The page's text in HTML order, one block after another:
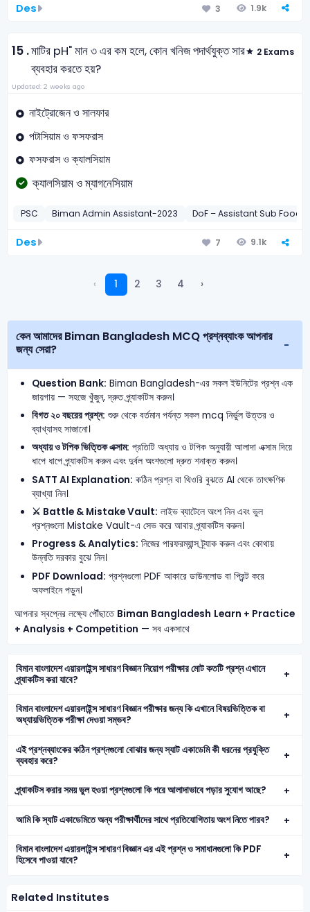
Des 3 1.9k
15 .মাটির pH" মান ৩ এর কম হলে, কোন খনিজ পদার্থযুক্ত সার
ব্যবহার করতে হয়?
2 Exams
Updated: 2 weeks ago
নাইট্রোজেন ও সালফার
পটাসিয়াম ও ফসফরাস
ফসফরাস ও ক্যালসিয়াম
ক্যালসিয়াম ও ম্যাগনেসিয়াম
PSC Biman Admin Assistant-2023 DoF – Assistant Sub Food
Des 7 9.1k
‹ 1 2 3 4 ›
কেন আমাদের Biman Bangladesh MCQ প্রশ্নব্যাংক আপনার
জন্য সেরা?
Question Bank: Biman Bangladesh-এর সকল ইউনিটের প্রশ্ন এক
জায়গায় — সহজে খুঁজুন, দ্রুত প্র্যাকটিস করুন।
বিগত ২০ বছরের প্রশ্ন: শুরু থেকে বর্তমান পর্যন্ত সকল mcq নির্ভুল উত্তর ও
ব্যাখ্যাসহ সাজানো।
অধ্যায় ও টপিক ভিত্তিক এক্সাম: প্রতিটি অধ্যায় ও টপিক অনুযায়ী আলাদা এক্সাম দিয়ে
ধাপে ধাপে প্র্যাকটিস করুন এবং দুর্বল অংশগুলো দ্রুত শনাক্ত করুন।
SATT AI Explanation: কঠিন প্রশ্ন বা থিওরি বুঝতে AI থেকে তাৎক্ষণিক
ব্যাখ্যা নিন।
⚔️ Battle & Mistake Vault: লাইভ ব্যাটেলে অংশ নিন এবং ভুল
প্রশ্নগুলো Mistake Vault-এ সেভ করে আবার প্র্যাকটিস করুন।
Progress & Analytics: নিজের পারফরম্যান্স ট্র্যাক করুন এবং কোথায়
উন্নতি দরকার বুঝে নিন।
PDF Download: প্রশ্নগুলো PDF আকারে ডাউনলোড বা প্রিন্ট করে
অফলাইনে পড়ুন।
আপনার স্বপ্নের লক্ষ্যে পৌঁছাতে Biman Bangladesh Learn + Practice
+ Analysis + Competition — সব একসাথে
বিমান বাংলাদেশ এয়ারলাইন্স সাধারণ বিজ্ঞান নিয়োগ পরীক্ষার মোট কতটি প্রশ্ন এখানে
প্র্যাকটিস করা যাবে?
বিমান বাংলাদেশ এয়ারলাইন্স সাধারণ বিজ্ঞান পরীক্ষার জন্য কি এখানে বিষয়ভিত্তিক বা
অধ্যায়ভিত্তিক পরীক্ষা দেওয়া সম্ভব?
এই প্রশ্নব্যাংকের কঠিন প্রশ্নগুলো বোঝার জন্য স্যাট একাডেমি কী ধরনের প্রযুক্তি
ব্যবহার করে?
প্র্যাকটিস করার সময় ভুল হওয়া প্রশ্নগুলো কি পরে আলাদাভাবে পড়ার সুযোগ আছে?
আমি কি স্যাট একাডেমিতে অন্য পরীক্ষার্থীদের সাথে প্রতিযোগিতায় অংশ নিতে পারব?
বিমান বাংলাদেশ এয়ারলাইন্স সাধারণ বিজ্ঞান এর এই প্রশ্ন ও সমাধানগুলো কি PDF
হিসেবে পাওয়া যাবে?
Related Institutes